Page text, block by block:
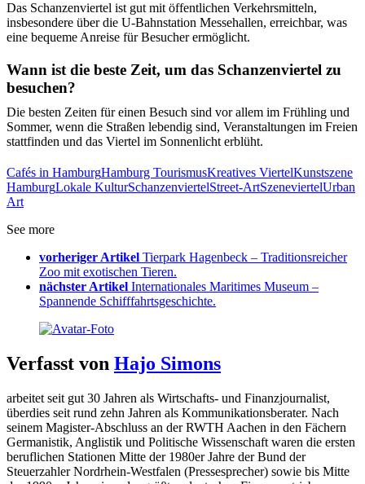
Das Schanzenviertel ist gut mit öffentlichen Verkehrsmitteln,
insbesondere über die U-Bahnstation Messehallen, erreichbar, was
eine bequeme Anreise für Besucher ermöglicht.
Wann ist die beste Zeit, um das Schanzenviertel zu
besuchen?
Die besten Zeiten für einen Besuch sind vor allem im Frühling und
Sommer, wenn die Straßen lebendig sind, Veranstaltungen im Freien
stattfinden und das Viertel im Sonnenlicht erblüht.
Cafés in HamburgHamburg TourismusKreatives ViertelKunstszene
HamburgLokale KulturSchanzenviertelStreet-ArtSzeneviertelUrban
Art
See more
vorheriger Artikel Tierpark Hagenbeck – Traditionsreicher
Zoo mit exotischen Tieren.
nächster Artikel Internationales Maritimes Museum –
Spannende Schifffahrtsgeschichte.
Verfasst von Hajo Simons
arbeitet seit gut 30 Jahren als Wirtschafts- und Finanzjournalist,
überdies seit rund zehn Jahren als Kommunikationsberater. Nach
seinem Magister-Abschluss an der RWTH Aachen in den Fächern
Germanistik, Anglistik und Politische Wissenschaft waren die ersten
beruflichen Stationen Mitte der 1980er Jahre der Bund der
Steuerzahler Nordrhein-Westfalen (Pressesprecher) sowie bis Mitte